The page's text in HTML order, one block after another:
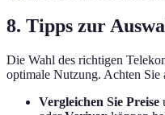
8. Tipps zur
Die Wahl des richtigen
optimale Nutzung. Achten Sie
Vergleichen Sie Preise